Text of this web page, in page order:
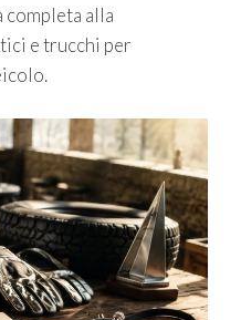
completa alla
e trucchi per